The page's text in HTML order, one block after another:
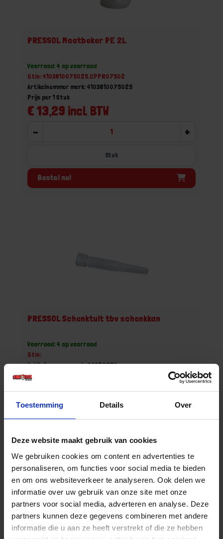
Toestemming Details Over
Deze website maakt gebruik van cookies
We gebruiken cookies om content en advertenties te
personaliseren, om functies voor social media te bieden
en om ons websiteverkeer te analyseren. Ook delen we
informatie over uw gebruik van onze site met onze
partners voor social media, adverteren en analyse. Deze
partners kunnen deze gegevens combineren met andere
informatie die u aan ze heeft verstrekt of die ze hebben
PRESSOL Maatbeker PE 2L
Voorraad: 4 op voorraad
Gtin: 4103810075025,CPPR07502
Artikelnummer merk: 4103810075025
€ 13,29 incl. BTW
Prijs per 1 Stuk
- +
Stuk
Bestel nu!
PRESSOL Schenktuit tbv schenkkan
Voorraad: 4 op voorraad
Gtin:
Artikelnummer merk: 00328950
€ 2,21 incl. BTW
Prijs per 1 Stuk
- +
Bestel nu!